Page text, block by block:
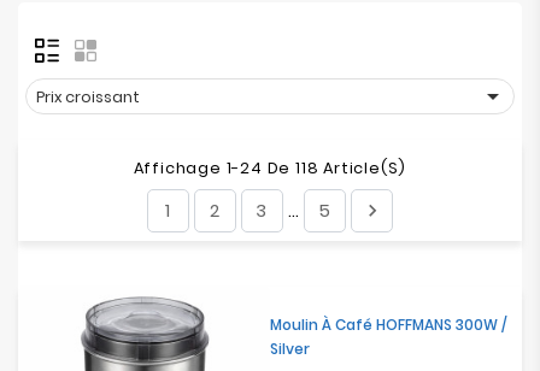
Impression
Electroménager
Bureautique
Prix croissant 
Affichage 1-24 De 118 Article(s)
1 2 3 … 5 
Moulin À Café HOFFMANS 300W /
Silver